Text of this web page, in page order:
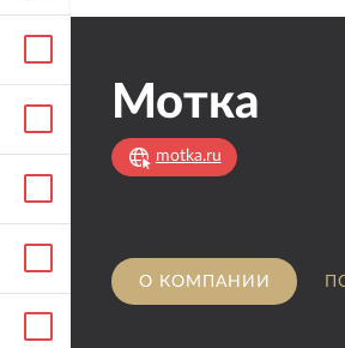
Мотка
motka.ru
О КОМПАНИИ